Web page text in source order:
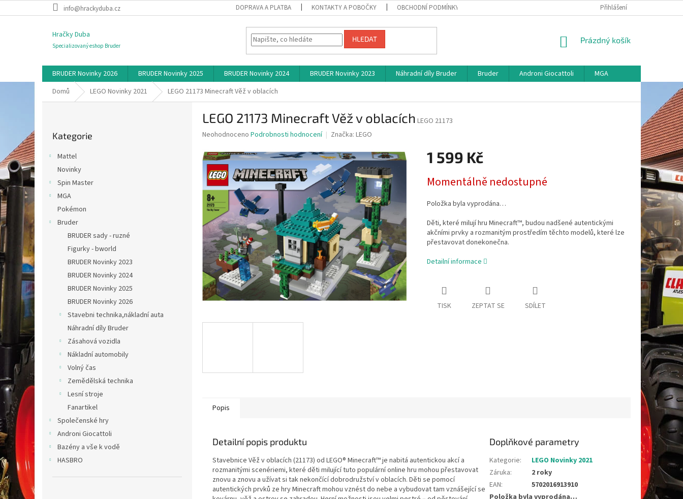
na
info@hrackyduba.cz DOPRAVA A PLATBA KONTAKTY A POBOČKY OBCHODNÍ PODMÍNKY MAPA SERVERU
Přihlášení
Hračky Duba
Specializovaný eshop Bruder
HLEDAT
NÁKUPNÍ
Prázdný košík
BRUDER Novinky 2026 BRUDER Novinky 2025 BRUDER Novinky 2024 BRUDER Novinky 2023 Náhradní díly Bruder Bruder Androni Giocattoli
MGA
Domů
LEGO Novinky 2021 LEGO 21173 Minecraft Věž v oblacích
kategorie
Kategorie
Mattel
Novinky
Spin Master
MGA
Pokémon
Bruder
BRUDER sady - ruzné
Figurky - bworld
BRUDER Novinky 2023
BRUDER Novinky 2024
BRUDER Novinky 2025
BRUDER Novinky 2026
Stavebni technika,nákladní auta
Náhradní díly Bruder
Zásahová vozidla
Nákladní automobily
Volný čas
Zemědělská technika
Lesní stroje
Fanartikel
Společenské hry
Androni Giocattoli
Bazény a vše k vodě
HASBRO
LEGO 21173 Minecraft Věž v oblacích LEGO 21173
Průměrné
produktu
je
0,0
5
hvězdiček.
Neohodnoceno Podrobnosti hodnocení Značka: LEGO
1 599 Kč
cena:
Momentálně nedostupné
Položka byla vyprodána…
Děti, které milují hru Minecraft™, budou nadšené autentickými
akčními prvky a rozmanitým prostředím těchto modelů, které lze
přestavovat donekonečna.
Detailní informace
TISK ZEPTAT SE SDÍLET
Popis
Detailní popis produktu
Stavebnice Věž v oblacích (21173) od LEGO® Minecraft™ je nabitá autentickou akcí a
rozmanitými scenériemi, které děti milující tuto populární online hru mohou přestavovat
znovu a znovu a užívat si tak nekončící dobrodružství v oblacích. Děti se pomocí
autentických prvků ze hry Minecraft mohou vznést do nebe a vybudovat tam vznášející se
Doplňkové parametry
Kategorie:
LEGO Novinky 2021
Záruka:
2 roky
EAN:
5702016913910
Položka byla vyprodána…